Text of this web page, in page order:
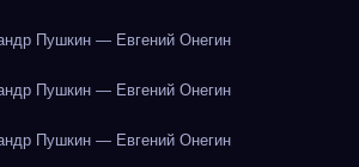
Пушкин — Евгений Онегин
Пушкин — Евгений Онегин
Пушкин — Евгений Онегин